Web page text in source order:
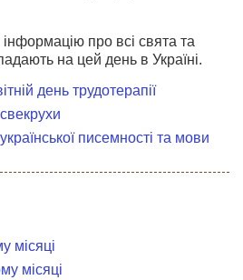
про всі свята та
на цей день в Україні.
день трудотерапії
писемності та мови
місяці
місяці